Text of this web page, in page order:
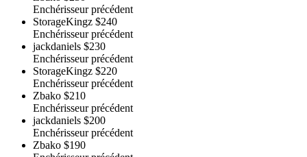
Enchérisseur précédent
StorageKingz $240
Enchérisseur précédent
jackdaniels $230
Enchérisseur précédent
StorageKingz $220
Enchérisseur précédent
Zbako $210
Enchérisseur précédent
jackdaniels $200
Enchérisseur précédent
Zbako $190